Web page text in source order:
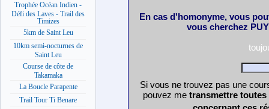
Trophée Océan Indien -
Défi des Laves - Trail des
Timizes
5km de Saint Leu
10km semi-nocturnes de
Saint Leu
Course de côte de
Takamaka
La Boucle Parapente
Trail Tour Ti Benare
En cas d'homonyme, vous
vous cherchez
Si vous ne trouvez pas une
pouvez me transmettre